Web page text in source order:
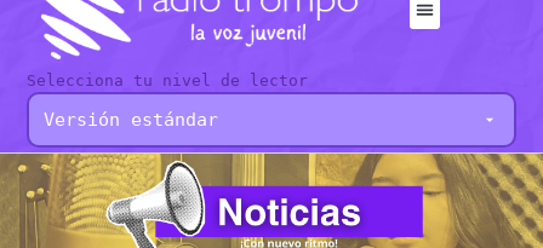
Selecciona tu nivel de lector